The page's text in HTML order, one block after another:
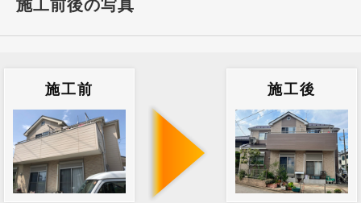
施工前後の写真
施工前 施工後